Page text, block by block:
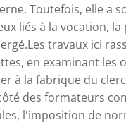
Toutefois, elle a
liés à la vocation,
travaux ici
en examinant les
à la fabrique du
des formateurs
l'imposition de